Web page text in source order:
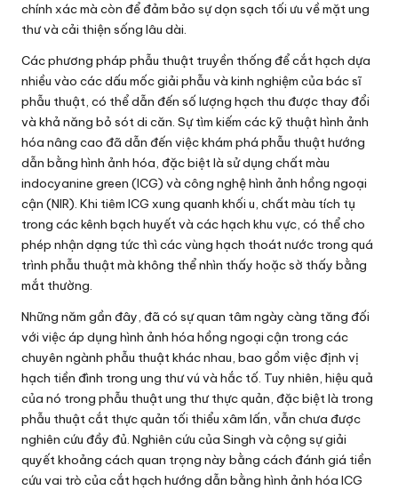
chính xác mà còn để đảm bảo sự dọn sạch tối ưu về mặt ung
thư và cải thiện sống lâu dài.
Các phương pháp phẫu thuật truyền thống để cắt hạch dựa
nhiều vào các dấu mốc giải phẫu và kinh nghiệm của bác sĩ
phẫu thuật, có thể dẫn đến số lượng hạch thu được thay đổi
và khả năng bỏ sót di căn. Sự tìm kiếm các kỹ thuật hình ảnh
hóa nâng cao đã dẫn đến việc khám phá phẫu thuật hướng
dẫn bằng hình ảnh hóa, đặc biệt là sử dụng chất màu
indocyanine green (ICG) và công nghệ hình ảnh hồng ngoại
cận (NIR). Khi tiêm ICG xung quanh khối u, chất màu tích tụ
trong các kênh bạch huyết và các hạch khu vực, có thể cho
phép nhận dạng tức thì các vùng hạch thoát nước trong quá
trình phẫu thuật mà không thể nhìn thấy hoặc sờ thấy bằng
mắt thường.
Những năm gần đây, đã có sự quan tâm ngày càng tăng đối
với việc áp dụng hình ảnh hóa hồng ngoại cận trong các
chuyên ngành phẫu thuật khác nhau, bao gồm việc định vị
hạch tiền đình trong ung thư vú và hắc tố. Tuy nhiên, hiệu quả
của nó trong phẫu thuật ung thư thực quản, đặc biệt là trong
phẫu thuật cắt thực quản tối thiểu xâm lấn, vẫn chưa được
nghiên cứu đầy đủ. Nghiên cứu của Singh và cộng sự giải
quyết khoảng cách quan trọng này bằng cách đánh giá tiền
cứu vai trò của cắt hạch hướng dẫn bằng hình ảnh hóa ICG